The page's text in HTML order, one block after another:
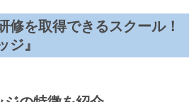
修を取得できるスクール！
ジ』